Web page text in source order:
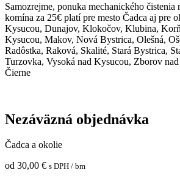
Samozrejme, ponuka mechanického čistenia
komína za 25€ platí pre mesto Čadca aj pre
Kysucou, Dunajov, Klokočov, Klubina,
Kysucou, Makov, Nová Bystrica, Olešná,
Radôstka, Raková, Skalité, Stará Bystrica,
Turzovka, Vysoká nad Kysucou, Zborov
Čierne
Nezáväzná objednávka
Čadca a okolie
od 30,00 € s DPH / bm